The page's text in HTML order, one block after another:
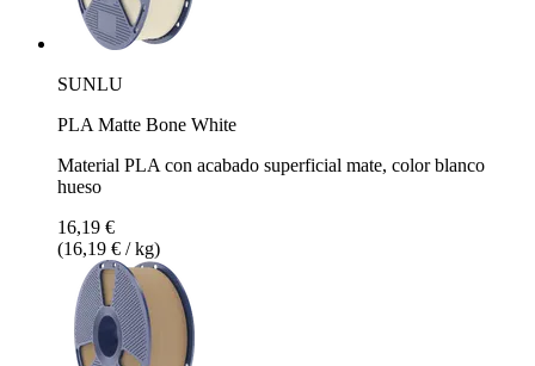
SUNLU
PLA Matte Bone White
Material PLA con acabado superficial mate, color blanco
hueso
16,19 €
(16,19 € / kg)